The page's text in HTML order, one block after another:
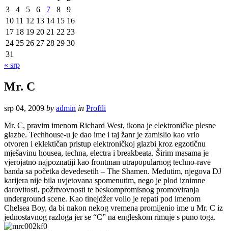
3
4 5 6 7 8
9
10 11 12 13 14 15 16
17 18 19 20 21 22 23
24 25 26 27 28 29 30
31
« srp
Mr. C
srp 04, 2009 by admin in Profili
Mr. C, pravim imenom Richard West, ikona je elektroničke plesne
glazbe. Techhouse-u je dao ime i taj žanr je zamislio kao vrlo
otvoren i eklektičan pristup elektroničkoj glazbi kroz egzotičnu
mješavinu housea, techna, electra i breakbeata. Širim masama je
vjerojatno najpoznatiji kao frontman utrapopularnog techno-rave
banda sa početka devedesetih – The Shamen. Međutim, njegova DJ
karijera nije bila uvjetovana spomenutim, nego je plod iznimne
darovitosti, požrtvovnosti te beskompromisnog promoviranja
underground scene. Kao tinejdžer volio je repati pod imenom
Chelsea Boy, da bi nakon nekog vremena promijenio ime u Mr. C iz
jednostavnog razloga jer se “C” na engleskom rimuje s puno toga.